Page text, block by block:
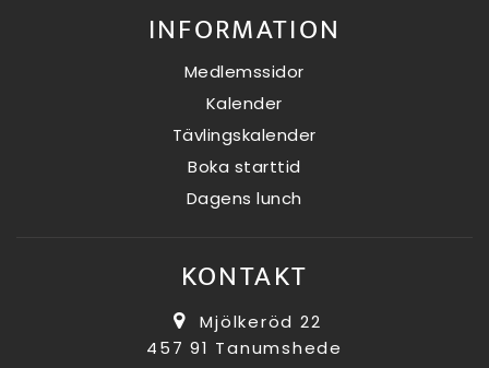
INFORMATION
Medlemssidor
Kalender
Tävlingskalender
Boka starttid
Dagens lunch
KONTAKT
Mjölkeröd 22
457 91 Tanumshede